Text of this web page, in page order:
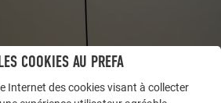
COOKIES AU PREFA
Internet des cookies visant à collecter